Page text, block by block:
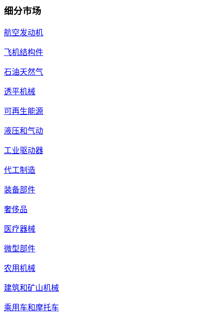
细分市场
航空发动机
飞机结构件
石油天然气
透平机械
可再生能源
液压和气动
工业驱动器
代工制造
装备部件
奢侈品
医疗器械
微型部件
农用机械
建筑和矿山机械
乘用车和摩托车